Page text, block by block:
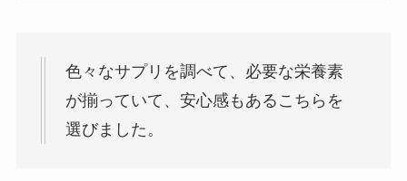
色々なサプリを調べて、必要な栄養素
が揃っていて、安心感もあるこちらを
選びました。